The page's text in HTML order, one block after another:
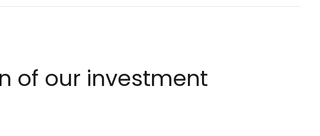
of our investment